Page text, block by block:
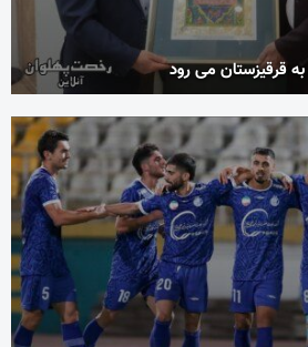
قرقیزستان می رود